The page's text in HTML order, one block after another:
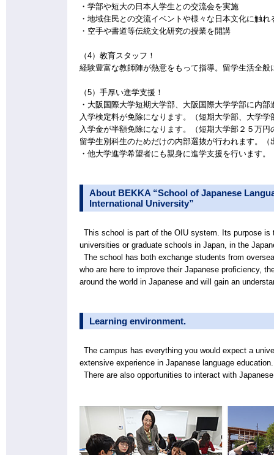
・学部や短大の日本人学生との交流会を実施
・地域住民との交流イベントや様々な日本文化に触
・空手や書道等伝統文化研究の授業を開講
（4）教育スタッフ！
経験豊富な教師陣が熱意をもって指導。留学生活全
（5）手厚い進学支援！
・大阪国際大学短期大学部、大阪国際大学学部に内
入学検定料が免除になります。（短期大学部、大学学
入学金が半額免除になります。（短期大学部２５万
留学生別科生のためだけの内部選抜が行われます。
・他大学進学希望者にも親身に進学支援を行います。
About BEKKA “School of Japanese
International University”
This school is part of the OIU system. Its purpose is
universities or graduate schools in Japan, in the
The school has both exchange students from
who are here to improve their Japanese proficiency,
around the world in Japanese and will gain an
Learning environment.
The campus has everything you would expect a
extensive experience in Japanese language education.
There are also opportunities to interact with